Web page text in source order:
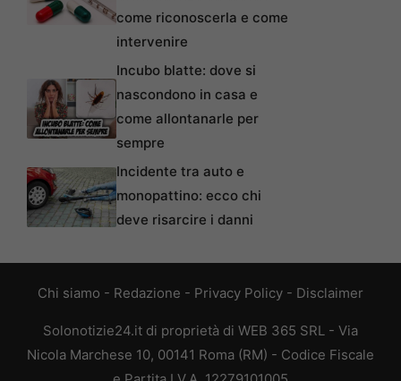
come riconoscerla e come
intervenire
Incubo blatte: dove si
nascondono in casa e
come allontanarle per
sempre
Incidente tra auto e
monopattino: ecco chi
deve risarcire i danni
Chi siamo - Redazione - Privacy Policy - Disclaimer
Solonotizie24.it di proprietà di WEB 365 SRL - Via
Nicola Marchese 10, 00141 Roma (RM) - Codice Fiscale